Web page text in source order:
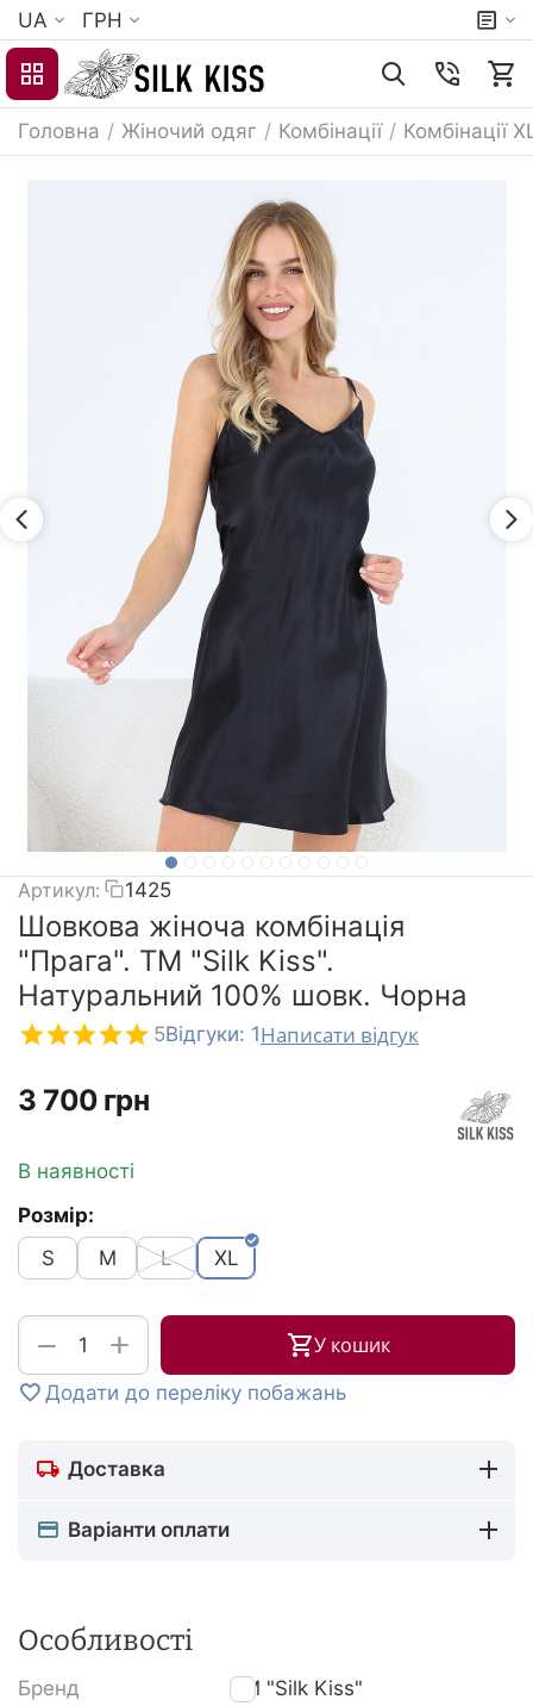
UA ГРН
Головна / Жіночий одяг / Комбінації / Комбінації
Артикул: 1425
Шовкова жіноча комбінація
"Прага". TM "Silk Kiss".
Натуральний 100% шовк. Чорна
5Відгуки: 1Написати відгук
‍3 700‍ грн
В наявності
Розмір:
S
M L XL
+
− У кошик
Додати до переліку побажань
Доставка
Варіанти оплати
Особливості
Бренд
TM "Silk Kiss"